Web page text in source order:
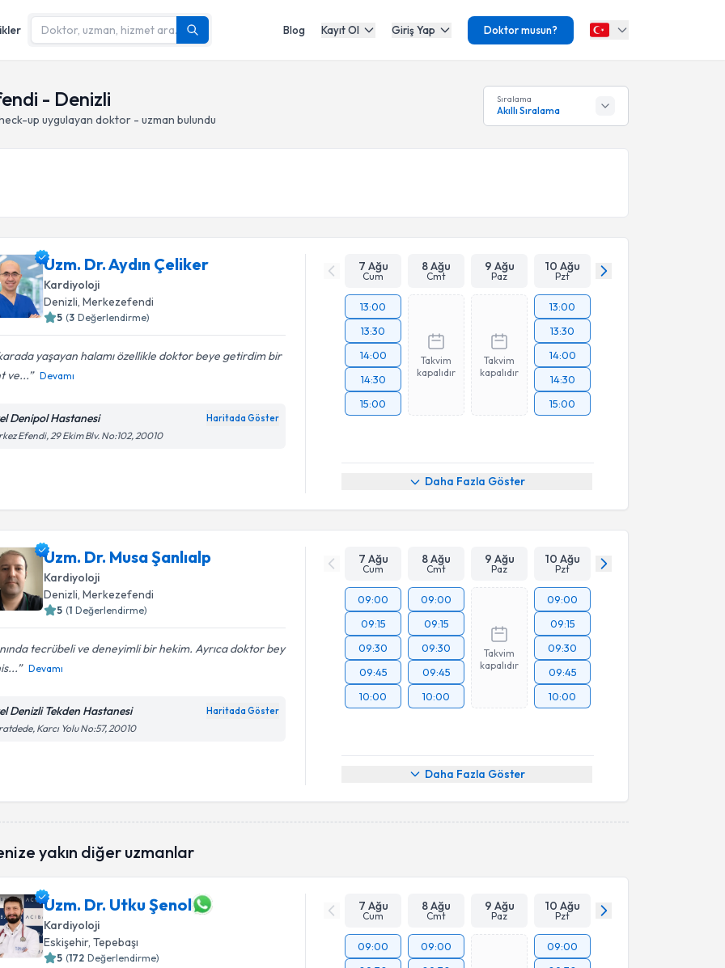
Blog Kayıt Ol Giriş Yap Doktor musun?
- Denizli
up uygulayan doktor - uzman bulundu
Sıralama
Akıllı Sıralama
Uzm. Dr. Aydın Çeliker
Kardiyoloji
Denizli, Merkezefendi
5 (3 Değerlendirme)
yaşayan halamı özellikle doktor beye getirdim bir
ve...
Devamı
Denipol Hastanesi Haritada Göster
Efendi, 29 Ekim Blv. No:102, 20010
7 Ağu
Cum
8 Ağu
Cmt
9 Ağu
Paz
10 Ağu
Pzt
13:00
13:30
14:00
14:30
15:00
Takvim
kapalıdır
Takvim
kapalıdır
13:00
13:30
14:00
14:30
15:00
Daha Fazla Göster
Uzm. Dr. Musa Şanlıalp
Kardiyoloji
Denizli , Merkezefendi
5 (1 Değerlendirme)
tecrübeli ve deneyimli bir hekim. Ayrıca doktor bey
Devamı
Denizli Tekden Hastanesi Haritada Göster
Karcı Yolu No:57, 20010
7 Ağu
Cum
8 Ağu
Cmt
9 Ağu
Paz
10 Ağu
Pzt
09:00
09:15
09:30
09:45
10:00
09:00
09:15
09:30
09:45
10:00
Takvim
kapalıdır
09:00
09:15
09:30
09:45
10:00
Daha Fazla Göster
yakın diğer uzmanlar
Uzm. Dr. Utku Şenol
Kardiyoloji
Eskişehir, Tepebaşı
5 (172 Değerlendirme)
7 Ağu
Cum
8 Ağu
Cmt
9 Ağu
Paz
10 Ağu
Pzt
09:00
09:00
09:00